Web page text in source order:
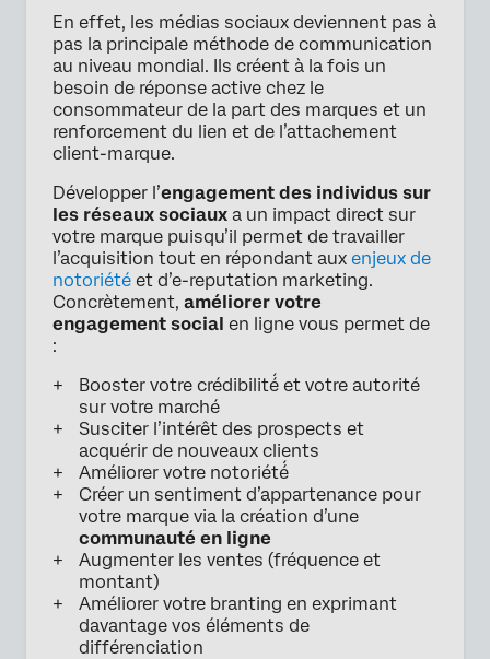
En effet, les médias sociaux deviennent pas à
pas la principale méthode de communication
au niveau mondial. Ils créent à la fois un
besoin de réponse active chez le
consommateur de la part des marques et un
renforcement du lien et de l’attachement
client-marque.
Développer l’engagement des individus sur
les réseaux sociaux a un impact direct sur
votre marque puisqu’il permet de travailler
l’acquisition tout en répondant aux enjeux de
notoriété et d’e-reputation marketing.
Concrètement, améliorer votre
engagement social en ligne vous permet de
:
Booster votre crédibilité́ et votre autorité
sur votre marché
Susciter l’intérêt des prospects et
acquérir de nouveaux clients
Améliorer votre notoriété́
Créer un sentiment d’appartenance pour
votre marque via la création d’une
communauté en ligne
Augmenter les ventes (fréquence et
montant)
Améliorer votre branting en exprimant
davantage vos éléments de
différenciation